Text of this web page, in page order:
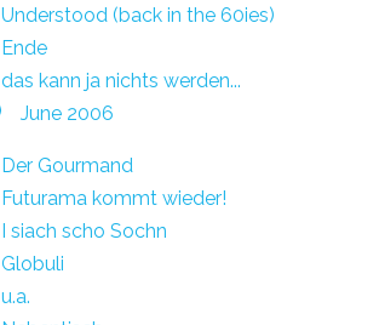
Understood (back in the 60ies)
Ende
das kann ja nichts werden...
June 2006
Der Gourmand
Futurama kommt wieder!
I siach scho Sochn
Globuli
u.a.